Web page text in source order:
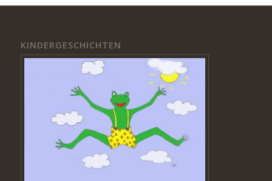
KINDERGESCHICHTEN